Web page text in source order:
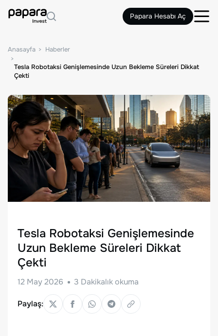
Papara Hesabı Aç
Anasayfa Haberler
Tesla Robotaksi Genişlemesinde Uzun Bekleme Süreleri Dikkat
Çekti
Tesla Robotaksi Genişlemesinde
Uzun Bekleme Süreleri Dikkat
Çekti
12 May 2026 3 Dakikalık okuma
Paylaş: